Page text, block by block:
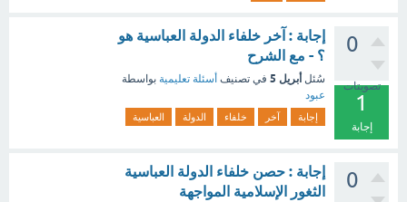
0
تصويتات
1
إجابة
إجابة : آخر خلفاء الدولة العباسية هو
؟ - مع الشرح
سُئل أبريل 5 في تصنيف أسئلة تعليمية بواسطة
عبود
إجابة آخر خلفاء الدولة العباسية
0
إجابة : حصن خلفاء الدولة العباسية
الثغور الإسلامية المواجهة